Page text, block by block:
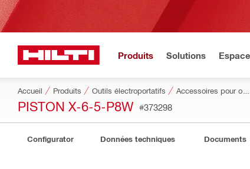
Produits Solutions
Accueil Produits Outils électroportatifs
PISTON X-6-5-P8W #373298
Configurator Données techniques Documents